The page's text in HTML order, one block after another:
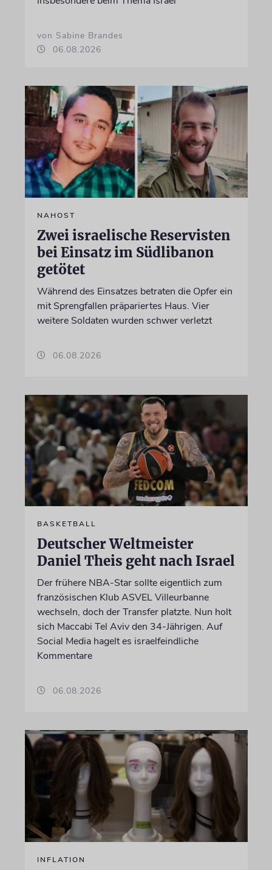
von Sabine Brandes
06.08.2026
NAHOST
Zwei israelische Reservisten
bei Einsatz im Südlibanon
getötet
Während des Einsatzes betraten die Opfer ein
mit Sprengfallen präpariertes Haus. Vier
weitere Soldaten wurden schwer verletzt
06.08.2026
BASKETBALL
Deutscher Weltmeister
Daniel Theis geht nach Israel
Der frühere NBA-Star sollte eigentlich zum
französischen Klub ASVEL Villeurbanne
wechseln, doch der Transfer platzte. Nun holt
sich Maccabi Tel Aviv den 34-Jährigen. Auf
Social Media hagelt es israelfeindliche
Kommentare
06.08.2026
INFLATION